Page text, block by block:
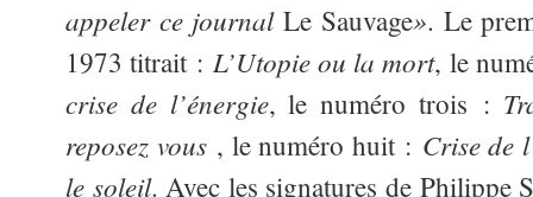
appeler ce journalLe Sauvage». Le
1973 titrait :L’Utopie ou la mort, le
crise de l’énergie, le numéro trois :
reposez vous, le numéro huit : Crise de
le soleil. Avec les signatures de Philippe